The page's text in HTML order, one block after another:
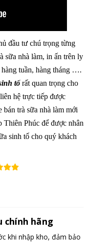
đầu tư chú trọng từng
sữa nhà làm, in ấn trên ly
tuần, hàng tháng ….
tốrất quan trọng cho
hệ trực tiếp được
trà sữa nhà làm mới
Thiên Phúc để được nhân
sinh tố cho quý khách
chính hãng
khi nhập kho, đảm bảo